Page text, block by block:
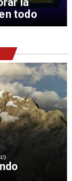
todo